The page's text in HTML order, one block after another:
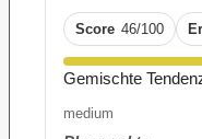
Score 46/100
Gemischte
medium